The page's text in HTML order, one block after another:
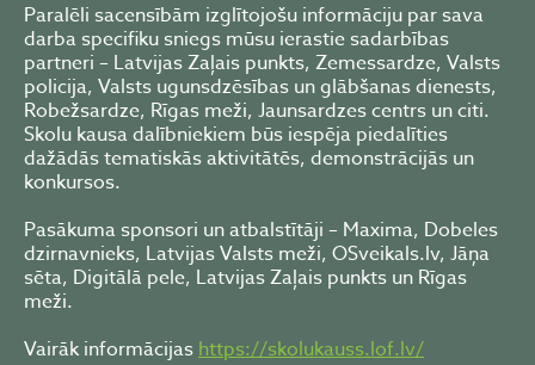
Paralēli sacensībām izglītojošu informāciju par sava
darba specifiku sniegs mūsu ierastie sadarbības
partneri – Latvijas Zaļais punkts, Zemessardze, Valsts
policija, Valsts ugunsdzēsības un glābšanas dienests,
Robežsardze, Rīgas meži, Jaunsardzes centrs un citi.
Skolu kausa dalībniekiem būs iespēja piedalīties
dažādās tematiskās aktivitātēs, demonstrācijās un
konkursos.
Pasākuma sponsori un atbalstītāji – Maxima, Dobeles
dzirnavnieks, Latvijas Valsts meži, OSveikals.lv, Jāņa
sēta, Digitālā pele, Latvijas Zaļais punkts un Rīgas
meži.
Vairāk informācijashttps://skolukauss.lof.lv/